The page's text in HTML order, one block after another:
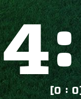
:
[0 : 0]